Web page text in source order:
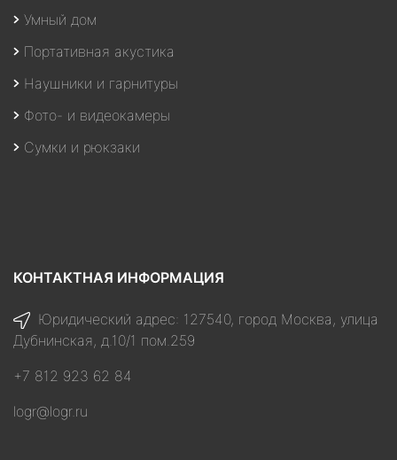
Умный дом
Портативная акустика
Наушники и гарнитуры
Фото- и видеокамеры
Сумки и рюкзаки
КОНТАКТНАЯ ИНФОРМАЦИЯ
Юридический адрес: 127540, город Москва, улица
Дубнинская, д.10/1 пом.259
+7 812 923 62 84
logr@logr.ru